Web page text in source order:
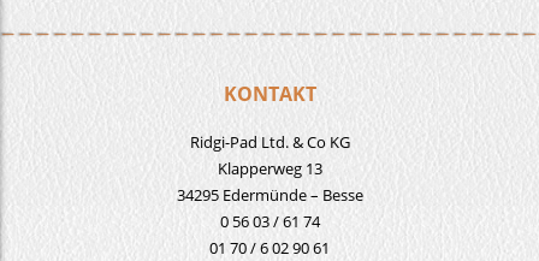
KONTAKT
Ridgi-Pad Ltd. & Co KG
Klapperweg 13
34295 Edermünde – Besse
0 56 03 / 61 74
01 70 / 6 02 90 61